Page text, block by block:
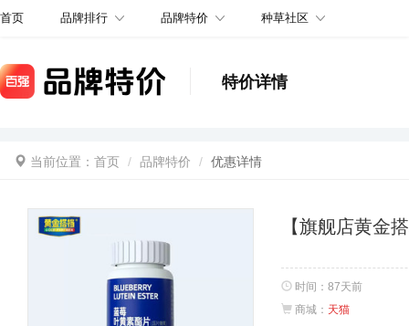
首页 品牌排行 品牌特价 种草社区
特价详情
当前位置： 首页 品牌特价 优惠详情
【旗舰店黄金
时间： 87天前
商城： 天猫